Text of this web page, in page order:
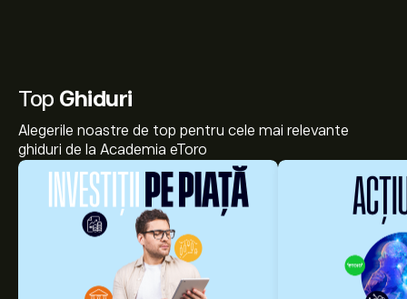
Top Ghiduri
Alegerile noastre de top pentru cele mai relevante
ghiduri de la Academia eToro